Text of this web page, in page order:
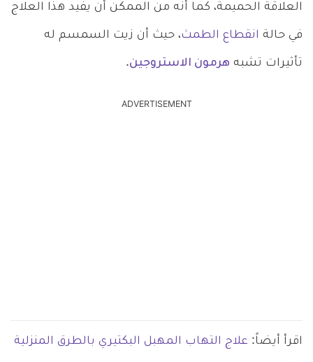
العلاقة الحميمة، كما أنه من الممكن أن يفيد هذا العلاج
في حالة انقطاع الطمث، حيث أن زيت السمسم له
تأثيرات تشبه هرمون الاستروجين.
ADVERTISEMENT
اقرأ أيضاً: علاج التهاب المهبل البكتيري بالطرق المنزلية